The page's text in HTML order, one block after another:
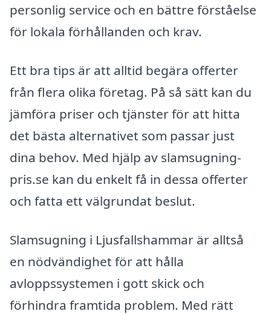
personlig service och en bättre förståelse
för lokala förhållanden och krav.
Ett bra tips är att alltid begära offerter
från flera olika företag. På så sätt kan du
jämföra priser och tjänster för att hitta
det bästa alternativet som passar just
dina behov. Med hjälp av slamsugning-
pris.se kan du enkelt få in dessa offerter
och fatta ett välgrundat beslut.
Slamsugning i Ljusfallshammar är alltså
en nödvändighet för att hålla
avloppssystemen i gott skick och
förhindra framtida problem. Med rätt